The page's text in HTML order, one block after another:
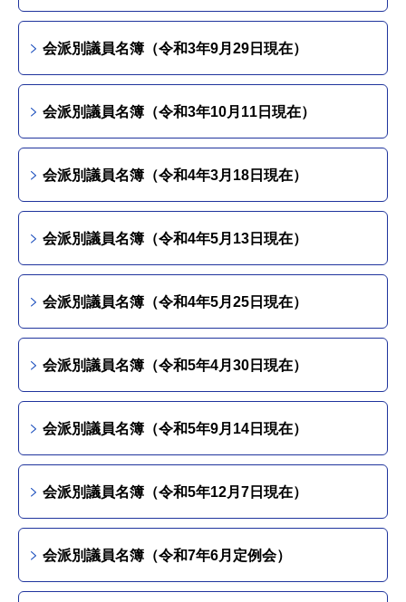
会派別議員名簿（令和3年9月29日現在）
会派別議員名簿（令和3年10月11日現在）
会派別議員名簿（令和4年3月18日現在）
会派別議員名簿（令和4年5月13日現在）
会派別議員名簿（令和4年5月25日現在）
会派別議員名簿（令和5年4月30日現在）
会派別議員名簿（令和5年9月14日現在）
会派別議員名簿（令和5年12月7日現在）
会派別議員名簿（令和7年6月定例会）